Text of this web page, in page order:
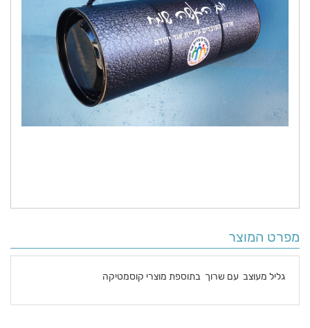
מפרט המוצר
גליל מעוצב עם שרוך בתוספת מוצרי קוסמטיקה